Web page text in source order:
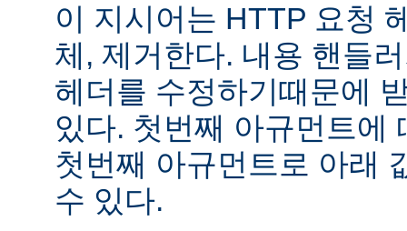
이 지시어는 HTTP 요청
체, 제거한다. 내용 핸들
헤더를 수정하기때문에
있다. 첫번째 아규먼트에
첫번째 아규먼트로 아래
수 있다.